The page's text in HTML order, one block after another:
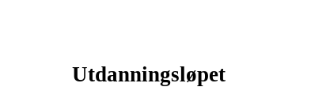
Utdanningsløpet